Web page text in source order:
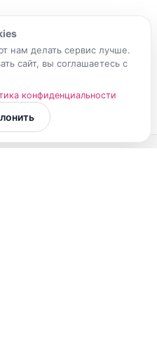
нам делать сервис лучше.
сайт, вы соглашаетесь с
конфиденциальности